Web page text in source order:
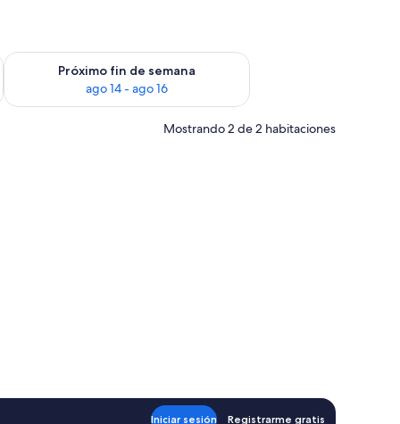
semana ago 7 - ago 9
Próximo fin de semana
ago 14 - ago 16
Consulta la disponibilidad para el próximo fin de semana ago
Mostrando 2 de 2 habitaciones
una mesita de noche, una obra de arte colgada en la pared y un enchufe.
Iniciar sesión Registrarme gratis